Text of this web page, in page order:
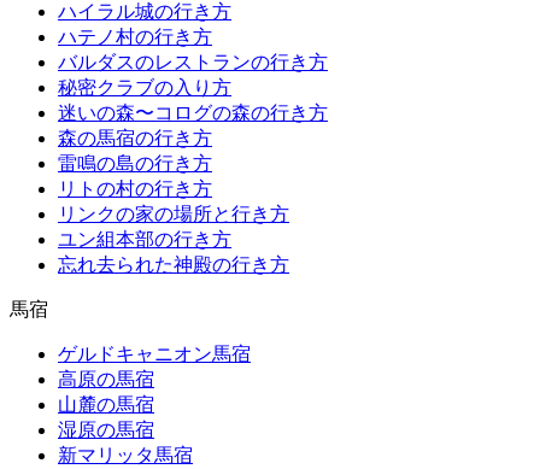
ハイラル城の行き方
ハテノ村の行き方
バルダスのレストランの行き方
秘密クラブの入り方
迷いの森〜コログの森の行き方
森の馬宿の行き方
雷鳴の島の行き方
リトの村の行き方
リンクの家の場所と行き方
ユン組本部の行き方
忘れ去られた神殿の行き方
馬宿
ゲルドキャニオン馬宿
高原の馬宿
山麓の馬宿
湿原の馬宿
新マリッタ馬宿